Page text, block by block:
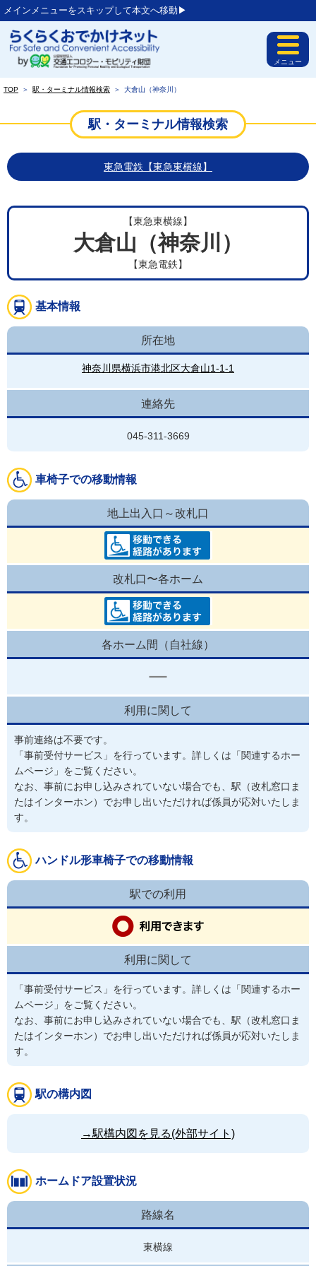
メインメニューをスキップして本文へ移動▶︎
メニュー
TOP ＞ 駅・ターミナル情報検索 ＞ 大倉山（神奈川）
駅・ターミナル情報検索
東急電鉄【東急東横線】
【東急東横線】
大倉山（神奈川）
【東急電鉄】
基本情報
所在地
神奈川県横浜市港北区大倉山1-1-1
連絡先
045-311-3669
車椅子での移動情報
地上出入口～改札口
改札口〜各ホーム
各ホーム間（自社線）
利用に関して
事前連絡は不要です。
「事前受付サービス」を行っています。詳しくは「関連するホー
ムページ」をご覧ください。
なお、事前にお申し込みされていない場合でも、駅（改札窓口ま
たはインターホン）でお申し出いただければ係員が応対いたしま
す。
ハンドル形車椅子での移動情報
駅での利用
利用に関して
「事前受付サービス」を行っています。詳しくは「関連するホー
ムページ」をご覧ください。
なお、事前にお申し込みされていない場合でも、駅（改札窓口ま
たはインターホン）でお申し出いただければ係員が応対いたしま
す。
駅の構内図
→駅構内図を見る(外部サイト)
ホームドア設置状況
路線名
東横線